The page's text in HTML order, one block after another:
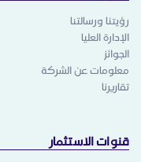
رؤيتنا ورسالتنا
الإدارة العليا
الجوائز
معلومات عن الشركة
تقاريرنا
قنوات الاستثمار